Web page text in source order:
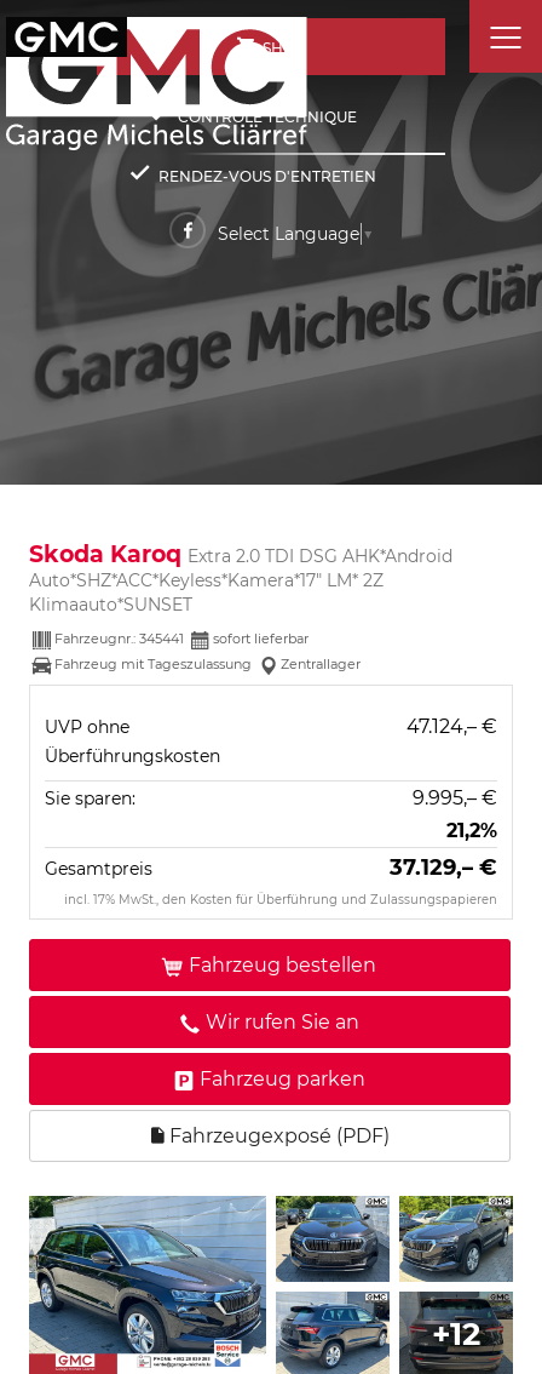
SHOP
CONTRÔLE TECHNIQUE
RENDEZ-VOUS D'ENTRETIEN
Select Language ▼
Skoda Karoq Extra 2.0 TDI DSG AHK*Android
Auto*SHZ*ACC*Keyless*Kamera*17" LM* 2Z
Klimaauto*SUNSET
Fahrzeugnr.: 345441
sofort lieferbar
Fahrzeug mit Tageszulassung
Zentrallager
UVP ohne
Überführungskosten
47.124,– €
Sie sparen:
9.995,– €
21,2%
Gesamtpreis 37.129,– €
incl. 17% MwSt., den Kosten für Überführung und Zulassungspapieren
Fahrzeug bestellen
Wir rufen Sie an
Fahrzeug parken
Fahrzeugexposé (PDF)
+12